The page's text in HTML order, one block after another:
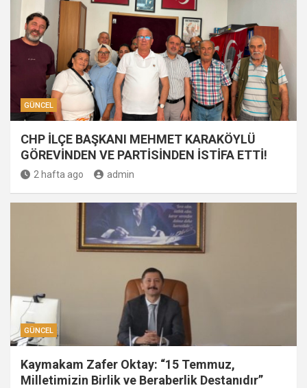
GÜNCEL
CHP İLÇE BAŞKANI MEHMET KARAKÖYLÜ
GÖREVİNDEN VE PARTİSİNDEN İSTİFA ETTİ!
2 hafta ago admin
GÜNCEL
Kaymakam Zafer Oktay: “15 Temmuz,
Milletimizin Birlik ve Beraberlik Destanıdır”